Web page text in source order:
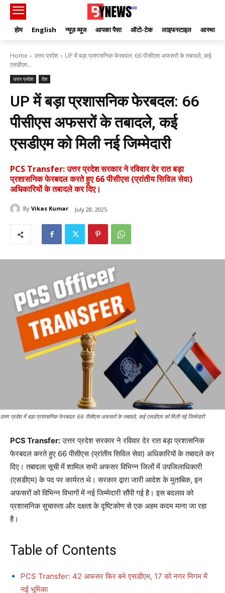
होम English न्यूज़ व्यूज आपका पैसा ऑटो-टेक लाइफस्टाइल आस्था
Home उत्तर प्रदेश
UP में बड़ा प्रशासनिक फेरबदल: 66 पीसीएस अफसरों के तबादले, कई
एसडीएम...
उत्तर प्रदेश देश
UP में बड़ा प्रशासनिक फेरबदल: 66
पीसीएस अफसरों के तबादले, कई
एसडीएम को मिली नई जिम्मेदारी
PCS Transfer: उत्तर प्रदेश सरकार ने रविवार देर रात बड़ा
प्रशासनिक फेरबदल करते हुए 66 पीसीएस (प्रांतीय सिविल सेवा)
अधिकारियों के तबादले कर दिए।
By Vikas Kumar July 28, 2025
उत्तर प्रदेश में बड़ा प्रशासनिक फेरबदल: 66 पीसीएस अफसरों के तबादले, कई एसडीएम को मिली नई जिम्मेदारी
PCS Transfer:उत्तर प्रदेश सरकार ने रविवार देर रात बड़ा प्रशासनिक
फेरबदल करते हुए 66 पीसीएस (प्रांतीय सिविल सेवा) अधिकारियों के तबादले कर
दिए। तबादला सूची में शामिल सभी अफसर विभिन्न जिलों में उपजिलाधिकारी
(एसडीएम) के पद पर कार्यरत थे। सरकार द्वारा जारी आदेश के मुताबिक, इन
अफसरों को विभिन्न विभागों में नई जिम्मेदारी सौंपी गई है। इस बदलाव को
प्रशासनिक सुचारुता और दक्षता के दृष्टिकोण से एक अहम कदम माना जा रहा
है।
Table of Contents
PCS Transfer: 42 अफसर फिर बने एसडीएम, 17 को नगर निगम में
नई भूमिका